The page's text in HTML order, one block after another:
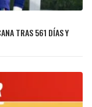
TRAS 561 DÍAS Y